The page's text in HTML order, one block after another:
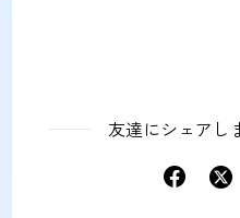
友達にシェアし